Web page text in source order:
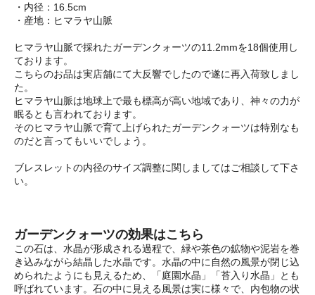
・内径：16.5cm
・産地：ヒマラヤ山脈
ヒマラヤ山脈で採れたガーデンクォーツの11.2mmを18個使用し
ております。
こちらのお品は実店舗にて大反響でしたので遂に再入荷致しまし
た。
ヒマラヤ山脈は地球上で最も標高が高い地域であり、神々の力が
眠るとも言われております。
そのヒマラヤ山脈で育て上げられたガーデンクォーツは特別なも
のだと言ってもいいでしょう。
ブレスレットの内径のサイズ調整に関しましてはご相談して下さ
い。
ガーデンクォーツの効果はこちら
この石は、水晶が形成される過程で、緑や茶色の鉱物や泥岩を巻
き込みながら結晶した水晶です。水晶の中に自然の風景が閉じ込
められたようにも見えるため、「庭園水晶」「苔入り水晶」とも
呼ばれています。石の中に見える風景は実に様々で、内包物の状